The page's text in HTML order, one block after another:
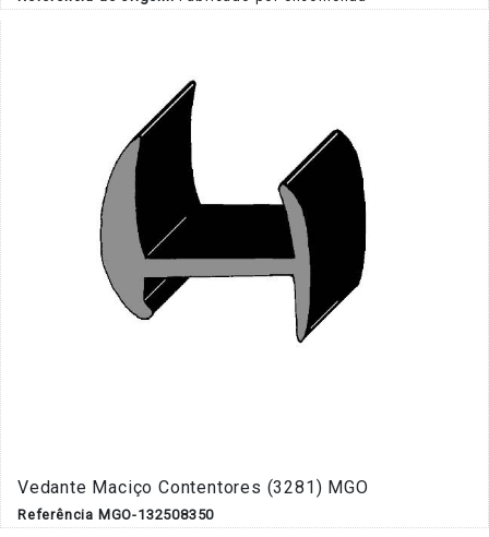
Vedante Maciço Contentores (3281) MGO
Referência MGO-132508350